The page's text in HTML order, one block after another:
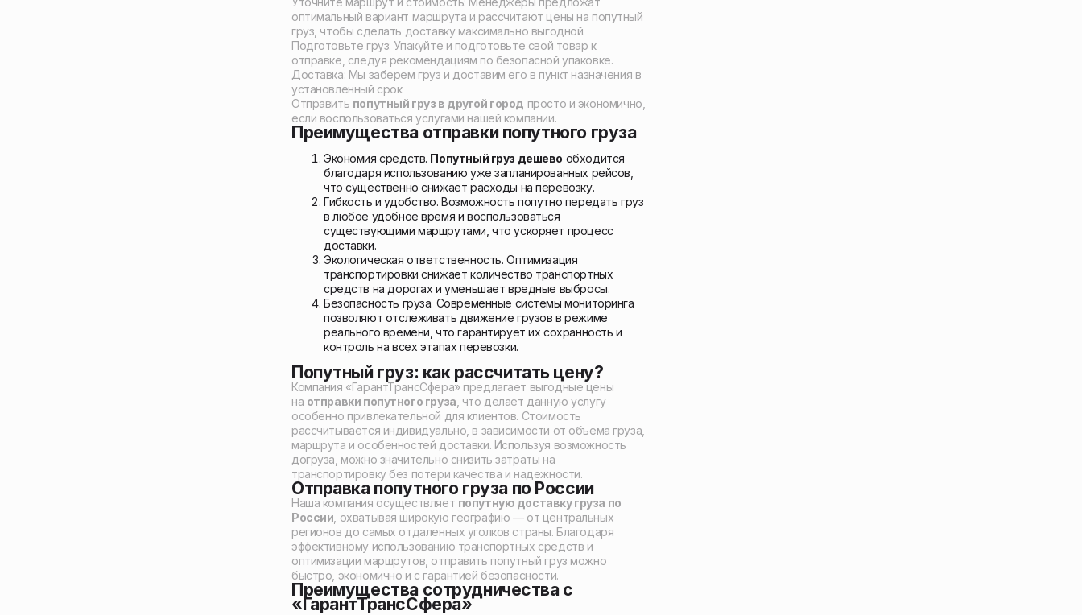
оптимальный вариант маршрута и рассчитают цены на попутный
груз, чтобы сделать доставку максимально выгодной.
Подготовьте груз: Упакуйте и подготовьте свой товар к
отправке, следуя рекомендациям по безопасной упаковке.
Доставка: Мы заберем груз и доставим его в пункт назначения в
установленный срок.
Отправить попутный груз в другой город просто и экономично,
если воспользоваться услугами нашей компании.
Преимущества отправки попутного груза
Экономия средств. Попутный груз дешево обходится
благодаря использованию уже запланированных рейсов,
что существенно снижает расходы на перевозку.
Гибкость и удобство. Возможность попутно передать груз
в любое удобное время и воспользоваться
существующими маршрутами, что ускоряет процесс
доставки.
Экологическая ответственность. Оптимизация
транспортировки снижает количество транспортных
средств на дорогах и уменьшает вредные выбросы.
Безопасность груза. Современные системы мониторинга
позволяют отслеживать движение грузов в режиме
реального времени, что гарантирует их сохранность и
контроль на всех этапах перевозки.
Попутный груз: как рассчитать цену?
Компания «ГарантТрансСфера» предлагает выгодные цены
на отправки попутного груза , что делает данную услугу
особенно привлекательной для клиентов. Стоимость
рассчитывается индивидуально, в зависимости от объема груза,
маршрута и особенностей доставки. Используя возможность
догруза, можно значительно снизить затраты на
транспортировку без потери качества и надежности.
Отправка попутного груза по России
Наша компания осуществляет попутную доставку груза по
России , охватывая широкую географию — от центральных
регионов до самых отдаленных уголков страны. Благодаря
эффективному использованию транспортных средств и
оптимизации маршрутов, отправить попутный груз можно
быстро, экономично и с гарантией безопасности.
Преимущества сотрудничества с
«ГарантТрансСфера»